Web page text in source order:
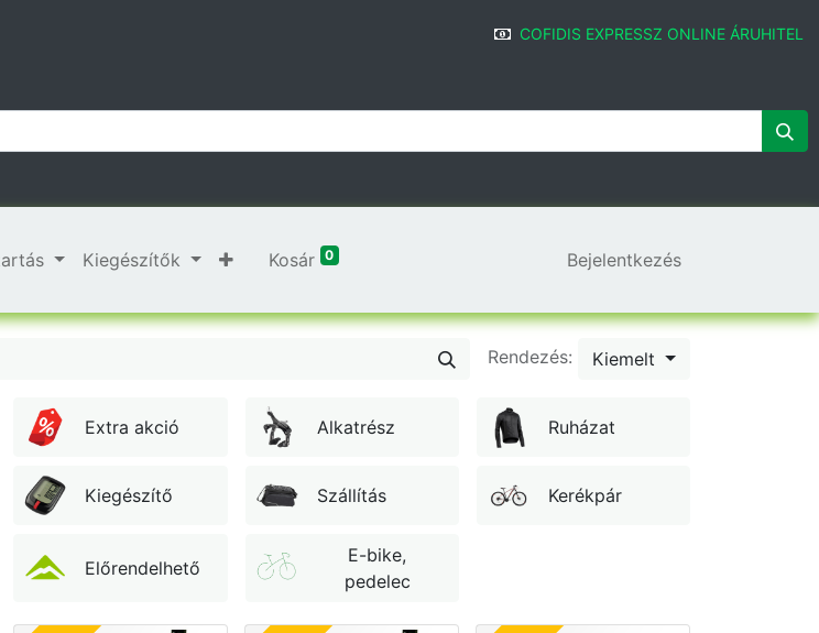
COFIDIS EXPRESSZ ONLINE ÁRUHITEL
Kiegészítők Kosár 0 Bejelentkezés
Rendezés: Kiemelt
Extra akció Alkatrész Ruházat
Kiegészítő Szállítás Kerékpár
Előrendelhető
E-bike,
pedelec